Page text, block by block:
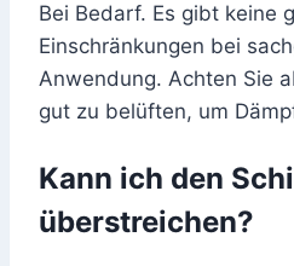
Bei Bedarf. Es gibt keine
Einschränkungen bei
Anwendung. Achten Sie
gut zu belüften, um
Kann ich den
überstreichen?